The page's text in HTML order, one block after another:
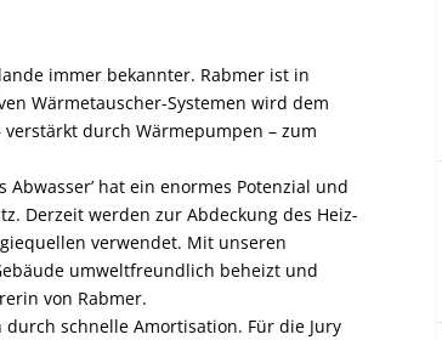
immer bekannter. Rabmer ist in
Wärmetauscher-Systemen wird dem
durch Wärmepumpen – zum
hat ein enormes Potenzial und
Derzeit werden zur Abdeckung des Heiz-
verwendet. Mit unseren
umweltfreundlich beheizt und
von Rabmer.
schnelle Amortisation. Für die Jury